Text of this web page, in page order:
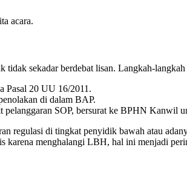
oleh BPHN.
BPHN.
.
Menolak keberadaan mereka sama